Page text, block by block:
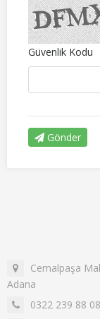
Güvenlik Kodu
Gönder
Cemalpaşa
Adana
0322 239 88 08